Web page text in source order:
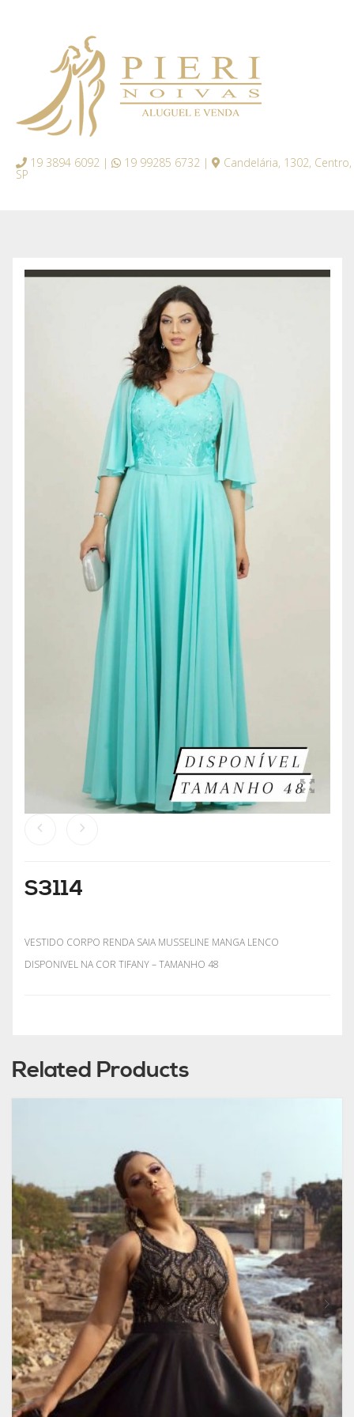
19 3894 6092 | 19 99285 6732 | Candelária, 1302,
SP
S3114
VESTIDO CORPO RENDA SAIA MUSSELINE MANGA LENCO
DISPONIVEL NA COR TIFANY – TAMANHO 48
Related Products